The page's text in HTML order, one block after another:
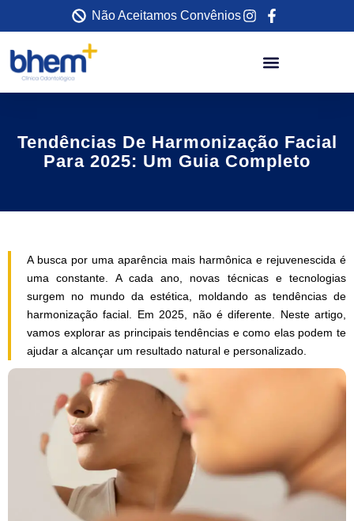
Não Aceitamos Convênios
Tendências De Harmonização Facial
Para 2025: Um Guia Completo
A busca por uma aparência mais harmônica e rejuvenescida é
uma constante. A cada ano, novas técnicas e tecnologias
surgem no mundo da estética, moldando as tendências de
harmonização facial. Em 2025, não é diferente. Neste artigo,
vamos explorar as principais tendências e como elas podem te
ajudar a alcançar um resultado natural e personalizado.